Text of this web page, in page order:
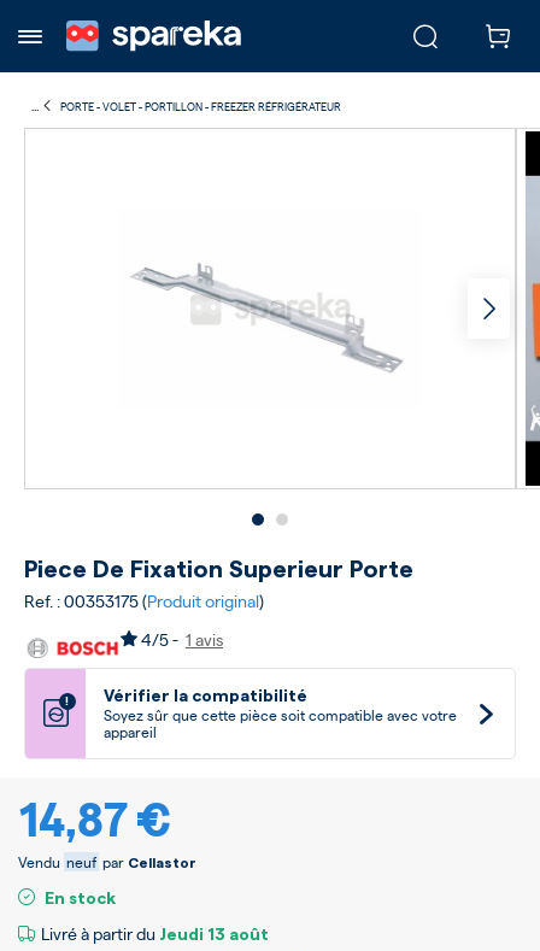
PORTE - VOLET - PORTILLON - FREEZER RÉFRIGÉRATEUR
Piece De Fixation Superieur Porte
Ref. : 00353175 (Produit original)
4/5 - 1 avis
! Vérifier la compatibilité
Soyez sûr que cette pièce soit compatible avec votre
appareil
14,87 €
Vendu neuf par Cellastor
En stock
Livré à partir du Jeudi 13 août